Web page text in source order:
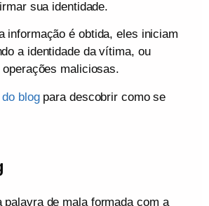
sua identidade.
informação é obtida, eles iniciam
a identidade da vítima, ou
maliciosas.
blogpara descobrir como se
palavra de mala formada com a